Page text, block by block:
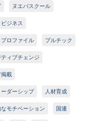
ヌエバスクール
ビジネス
ロファイル プルチック
ィブチェンジ
載
ーダーシップ 人材育成
モチベーション 国連